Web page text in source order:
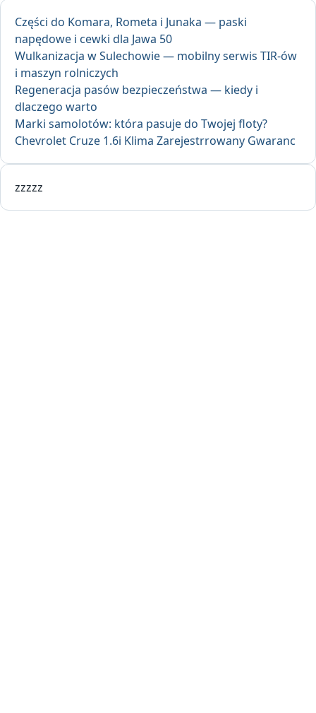
Części do Komara, Rometa i Junaka — paski
napędowe i cewki dla Jawa 50
Wulkanizacja w Sulechowie — mobilny serwis TIR-ów
i maszyn rolniczych
Regeneracja pasów bezpieczeństwa — kiedy i
dlaczego warto
Marki samolotów: która pasuje do Twojej floty?
Chevrolet Cruze 1.6i Klima Zarejestrrowany Gwaranc
zzzzz